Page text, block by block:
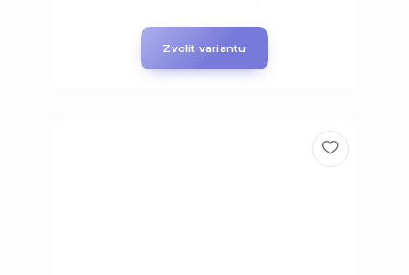
Zvolit variantu